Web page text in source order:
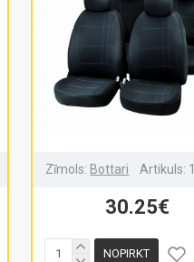
Zīmols: Bottari Artikuls:
30.25€
NOPIRKT